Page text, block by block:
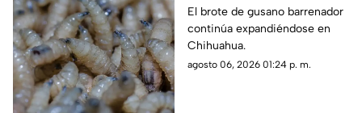
cerdos y ovejas en
Chihuahua; suman 89
casos activos
El brote de gusano barrenador
continúa expandiéndose en
Chihuahua.
agosto 06, 2026 01:24 p. m.